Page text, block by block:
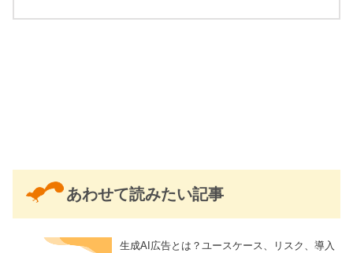
あわせて読みたい記事
生成AI広告とは？ユースケース、リスク、導入